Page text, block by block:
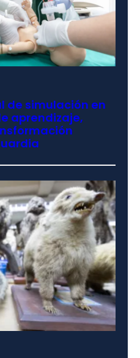
de simulación en
aprendizaje,